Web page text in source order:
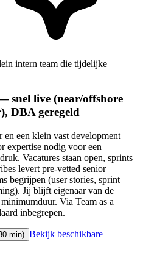
intern team die tijdelijke
snel live (near/offshore
DBA geregeld
en een klein vast development
expertise nodig voor een
Vacatures staan open, sprints
levert pre-vetted senior
begrijpen (user stories, sprint
Jij blijft eigenaar van de
Via Team as a
inbegrepen.
min) Bekijk beschikbare